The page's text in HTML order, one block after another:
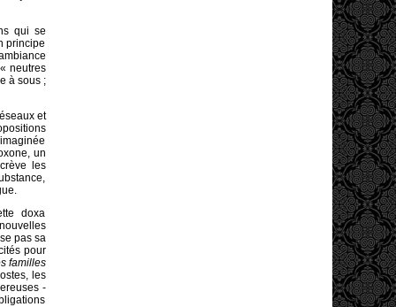
qui se
principe
neutres
à sous ;
et
un
les
doxa
pas sa
pour
familles
les
-